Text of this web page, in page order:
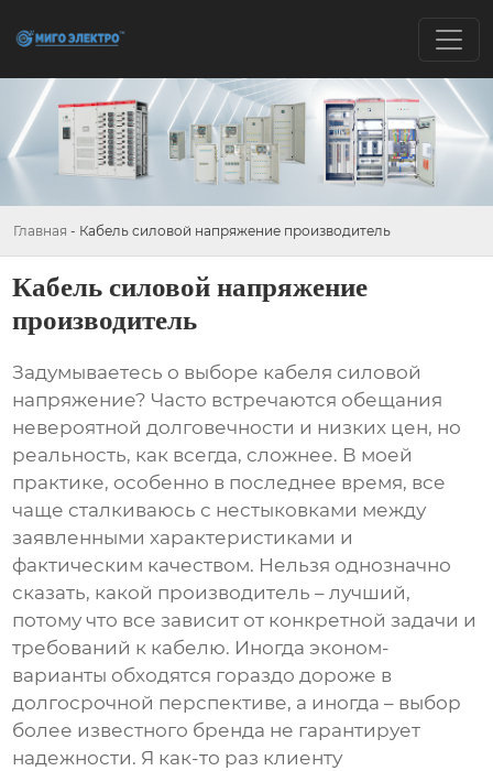
Главная - Кабель силовой напряжение производитель
Кабель силовой напряжение
производитель
Задумываетесь о выборе кабеля силовой
напряжение? Часто встречаются обещания
невероятной долговечности и низких цен, но
реальность, как всегда, сложнее. В моей
практике, особенно в последнее время, все
чаще сталкиваюсь с нестыковками между
заявленными характеристиками и
фактическим качеством. Нельзя однозначно
сказать, какой производитель – лучший,
потому что все зависит от конкретной задачи и
требований к кабелю. Иногда эконом-
варианты обходятся гораздо дороже в
долгосрочной перспективе, а иногда – выбор
более известного бренда не гарантирует
надежности. Я как-то раз клиенту